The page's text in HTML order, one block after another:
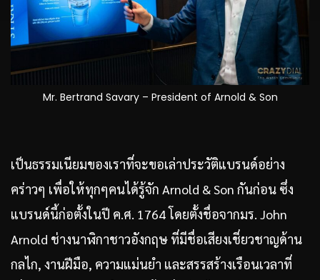
Mr. Bertrand Savary – President of Arnold & Son
เป็นธรรมเนียมของเราที่จะขอเล่าประวัติแบรนด์อย่าง
คร่าวๆ เพื่อให้ทุกๆคนได้รู้จัก Arnold & Son กันก่อน ซึ่ง
แบรนด์นี้ก่อตั้งในปี ค.ศ. 1764 โดยตั้งชื่อจากมร. John
Arnold ช่างนาฬิกาชาวอังกฤษ ที่มีชื่อเสียงเชี่ยวชาญด้าน
กลไก, งานฝีมือ, ความแม่นยำ และสรรสร้างเรือนเวลาที่